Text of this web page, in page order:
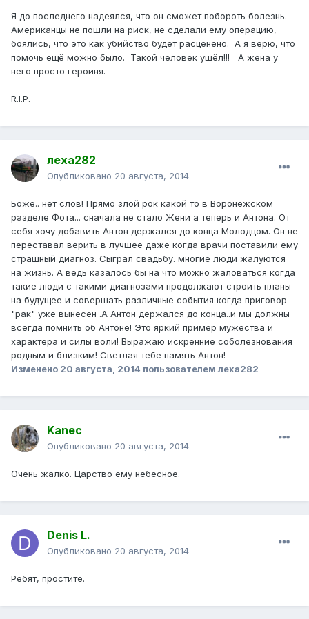
Я до последнего надеялся, что он сможет побороть болезнь.
Американцы не пошли на риск, не сделали ему операцию,
боялись, что это как убийство будет расценено. А я верю, что
помочь ещё можно было. Такой человек ушёл!!! А жена у
него просто героиня.
R.I.P.
леха282
Опубликовано 20 августа, 2014
Боже.. нет слов! Прямо злой рок какой то в Воронежском
разделе Фота... сначала не стало Жени а теперь и Антона. От
себя хочу добавить Антон держался до конца Молодцом. Он не
переставал верить в лучшее даже когда врачи поставили ему
страшный диагноз. Сыграл свадьбу. многие люди жалуются
на жизнь. А ведь казалось бы на что можно жаловаться когда
такие люди с такими диагнозами продолжают строить планы
на будущее и совершать различные события когда приговор
"рак" уже вынесен .А Антон держался до конца..и мы должны
всегда помнить об Антоне! Это яркий пример мужества и
характера и силы воли! Выражаю искренние соболезнования
родным и близким! Светлая тебе память Антон!
Изменено 20 августа, 2014 пользователем леха282
Kanec
Опубликовано 20 августа, 2014
Очень жалко. Царство ему небесное.
Denis L.
Опубликовано 20 августа, 2014
Ребят, простите.